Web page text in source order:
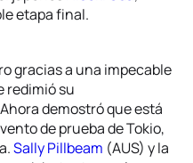
etapa final.
gracias a una impecable
redimió su
demostró que está
de prueba de Tokio,
Sally Pillbeam (AUS) y la